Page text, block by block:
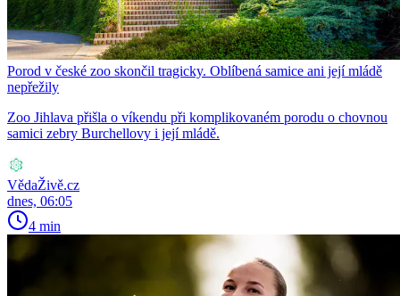
Porod v české zoo skončil tragicky. Oblíbená samice ani její mládě
nepřežily
Zoo Jihlava přišla o víkendu při komplikovaném porodu o chovnou
samici zebry Burchellovy i její mládě.
VědaŽivě.cz
dnes, 06:05
4 min